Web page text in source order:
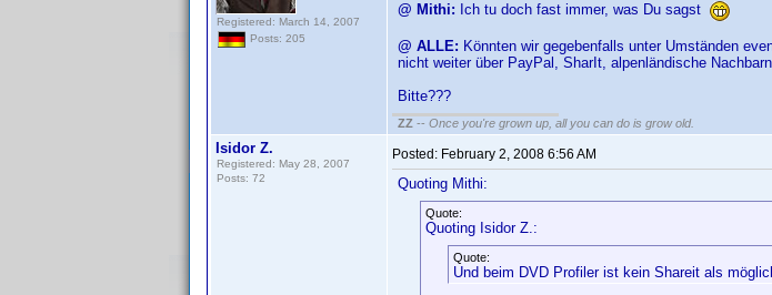
Registered: March 14, 2007
Posts: 205
@ Mithi: Ich tu doch fast immer, was Du sagst
@ ALLE: Könnten wir gegebenfalls unter Umständen
nicht weiter über PayPal, SharIt, alpenländische
Bitte???
ZZ -- Once you're grown up, all you can do is grow old.
Isidor Z.
Registered: May 28, 2007
Posts: 72
Posted: February 2, 2008 6:56 AM
Quoting Mithi:
Quote:
Quoting Isidor Z.:
Quote:
Und beim DVD Profiler ist kein Shareit als